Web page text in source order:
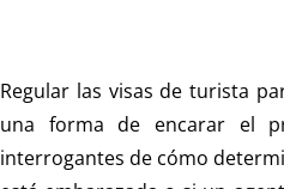
Regular las visas de turista
una forma de encarar el
interrogantes de cómo